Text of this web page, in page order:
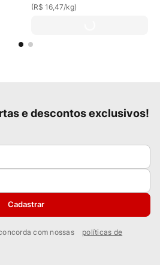
(R$ 16,47/kg)
e descontos exclusivos!
Cadastrar
com nossas
políticas de